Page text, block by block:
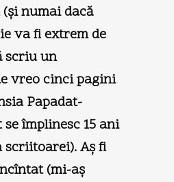
numai dacă
va fi extrem de
scriu un
vreo cinci pagini
Papadat-
împlinesc 15 ani
scriitoarei). Aş fi
(mi-aş